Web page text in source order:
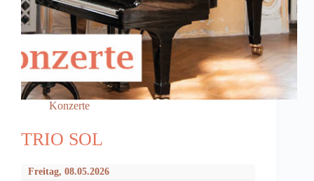
Konzerte
TRIO SOL
Freitag, 08.05.2026